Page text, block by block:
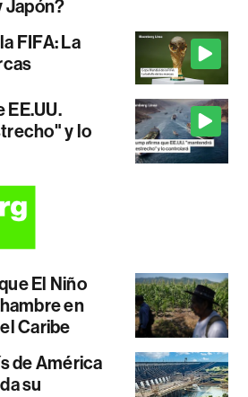
Japón?
FIFA: La
EE.UU.
y lo
El Niño
en
Caribe
de América
su